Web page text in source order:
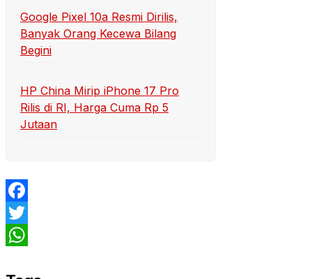
Google Pixel 10a Resmi Dirilis,
Banyak Orang Kecewa Bilang
Begini
HP China Mirip iPhone 17 Pro
Rilis di RI, Harga Cuma Rp 5
Jutaan
Facebook
Twitter